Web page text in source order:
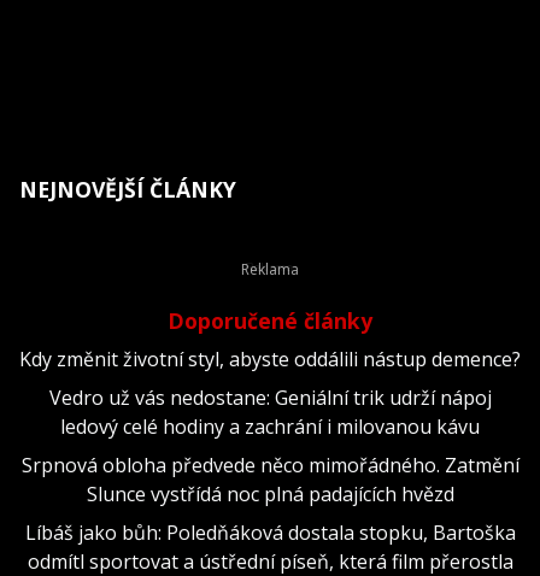
NEJNOVĚJŠÍ ČLÁNKY
Doporučené články
Kdy změnit životní styl, abyste oddálili nástup demence?
Vedro už vás nedostane: Geniální trik udrží nápoj
ledový celé hodiny a zachrání i milovanou kávu
Srpnová obloha předvede něco mimořádného. Zatmění
Slunce vystřídá noc plná padajících hvězd
Líbáš jako bůh: Poledňáková dostala stopku, Bartoška
odmítl sportovat a ústřední píseň, která film přerostla